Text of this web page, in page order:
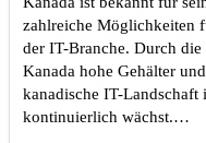
zahlreiche Möglichkeiten
der IT-Branche. Durch
Kanada hohe Gehälter
kanadische IT-
kontinuierlich wächst.…